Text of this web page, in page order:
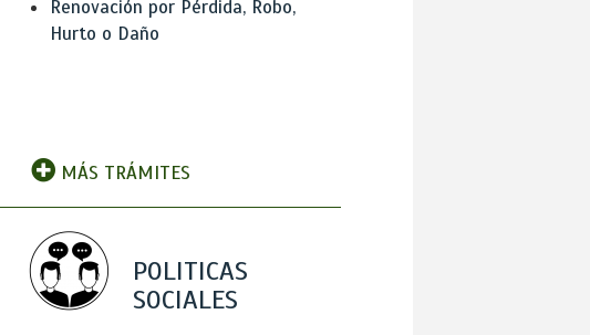
Renovación por Pérdida, Robo,
Hurto o Daño
MÁS TRÁMITES
POLITICAS
SOCIALES